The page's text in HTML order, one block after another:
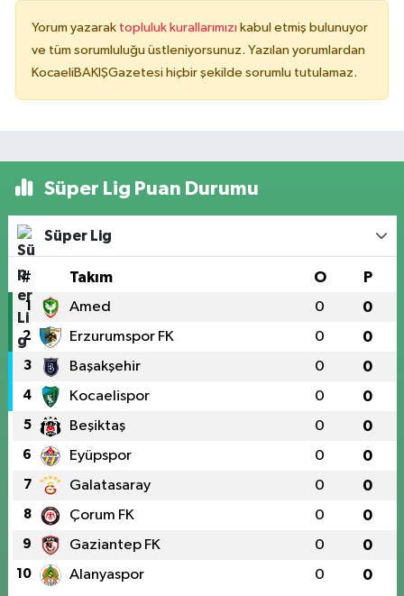
Yorum yazarak topluluk kurallarımızı kabul etmiş bulunuyor
ve tüm sorumluluğu üstleniyorsunuz. Yazılan yorumlardan
KocaeliBAKIŞGazetesi hiçbir şekilde sorumlu tutulamaz.
Süper Lig Puan Durumu
Süper Lig
# Takım O P
1 Amed 0 0
2 Erzurumspor FK 0 0
3 Başakşehir 0 0
4 Kocaelispor 0 0
5 Beşiktaş 0 0
6 Eyüpspor 0 0
7 Galatasaray 0 0
8 Çorum FK 0 0
9 Gaziantep FK 0 0
10 Alanyaspor 0 0